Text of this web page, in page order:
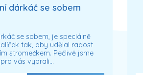
dárkáč se sobem
se sobem, je speciálně
tak, aby udělal radost
stromečkem. Pečlivě jsme
pro vás vybrali…